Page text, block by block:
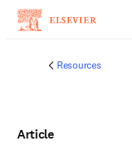
Resources
Article